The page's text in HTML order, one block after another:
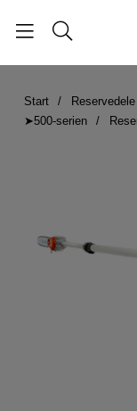
Start Reservedele
➤500-serien